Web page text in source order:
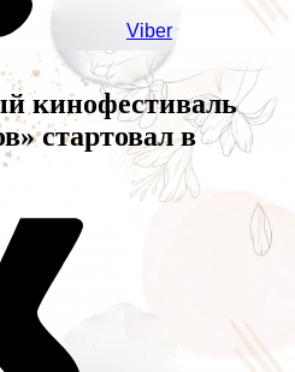
Viber
кинофестиваль
стартовал в